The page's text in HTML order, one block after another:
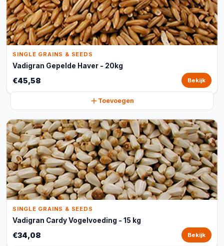
SINGLE GRAINS & SEEDS
Vadigran Gepelde Haver - 20kg
€45,58 Bekijk
Toevoegen
SINGLE GRAINS & SEEDS
Vadigran Cardy Vogelvoeding - 15 kg
€34,08 Bekijk